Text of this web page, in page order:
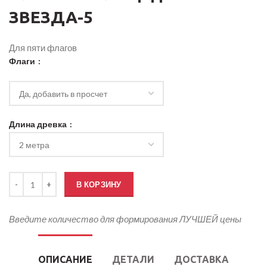
ЗВЕЗДА-5
Для пяти флагов
Флаги
Длина древка
В КОРЗИНУ
Введите количество для формирования ЛУЧШЕЙ цены
ОПИСАНИЕ ДЕТАЛИ ДОСТАВКА